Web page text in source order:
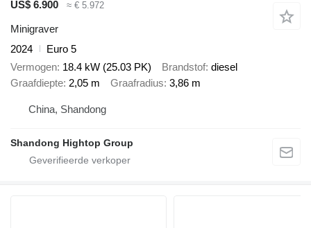
US$ 6.900
≈ € 5.972
Minigraver
2024
Euro 5
Vermogen 18.4 kW (25.03 PK) Brandstof diesel
Graafdiepte 2,05 m Graafradius 3,86 m
China, Shandong
Shandong Hightop Group